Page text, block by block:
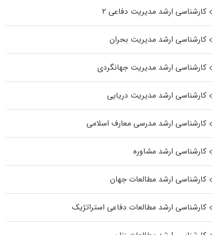
کارشناسی ارشد مدیریت دفاعی ۲
کارشناسی ارشد مدیریت بحران
کارشناسی ارشد مدیریت جهانگردی
کارشناسی ارشد مدیریت دریایی
کارشناسی ارشد مدرسی معارف اسلامی
کارشناسی ارشد مشاوره
کارشناسی ارشد مطالعات جهان
کارشناسی ارشد مطالعات دفاعی استراتژیک